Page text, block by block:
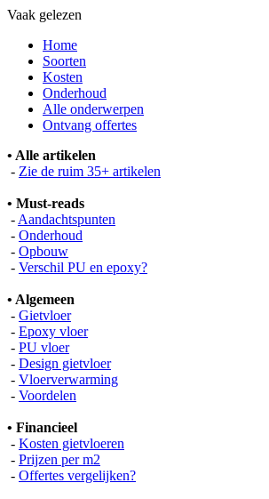
Vaak gelezen
Home
Soorten
Kosten
Onderhoud
Alle onderwerpen
Ontvang offertes
• Alle artikelen
- Zie de ruim 35+ artikelen
• Must-reads
- Aandachtspunten
- Onderhoud
- Opbouw
- Verschil PU en epoxy?
• Algemeen
- Gietvloer
- Epoxy vloer
- PU vloer
- Design gietvloer
- Vloerverwarming
- Voordelen
• Financieel
- Kosten gietvloeren
- Prijzen per m2
- Offertes vergelijken?